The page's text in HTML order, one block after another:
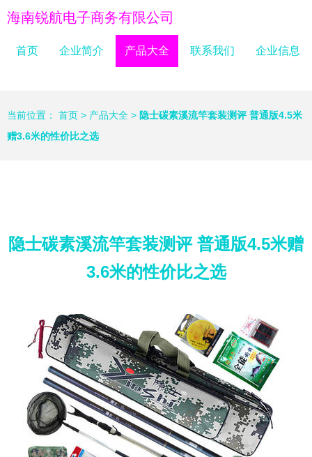
海南锐航电子商务有限公司
首页 企业简介 产品大全 联系我们 企业信息
当前位置： 首页 > 产品大全 > 隐士碳素溪流竿套装测评 普通版4.5米
赠3.6米的性价比之选
隐士碳素溪流竿套装测评 普通版4.5米赠
3.6米的性价比之选